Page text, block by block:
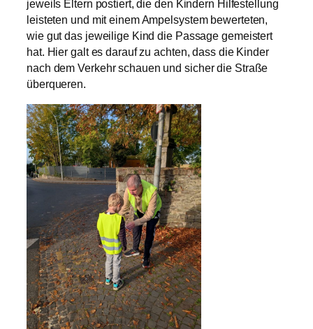
jeweils Eltern postiert, die den Kindern Hilfestellung
leisteten und mit einem Ampelsystem bewerteten,
wie gut das jeweilige Kind die Passage gemeistert
hat. Hier galt es darauf zu achten, dass die Kinder
nach dem Verkehr schauen und sicher die Straße
überqueren.